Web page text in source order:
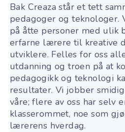
Bak Creaza står et tett
pedagoger og teknologer.
på åtte personer med ulik
erfarne lærere til kreative
utviklere. Felles for oss
utdanning og troen på at
pedagogikk og teknologi
resultater. Vi jobber
våre; flere av oss har selv
klasserommet, noe som
lærerens hverdag.